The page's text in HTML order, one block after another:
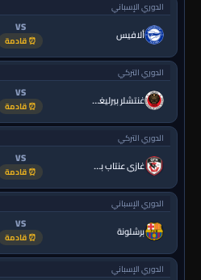
الدوري الإسباني
ألافيس VS
⏰ قادمة
الدوري التركي
غنتشلر بيرليغي VS
⏰ قادمة
الدوري التركي
غازي عنتاب بي.بي.كي. VS
⏰ قادمة
الدوري الإسباني
برشلونة VS
⏰ قادمة
الدوري الإسباني